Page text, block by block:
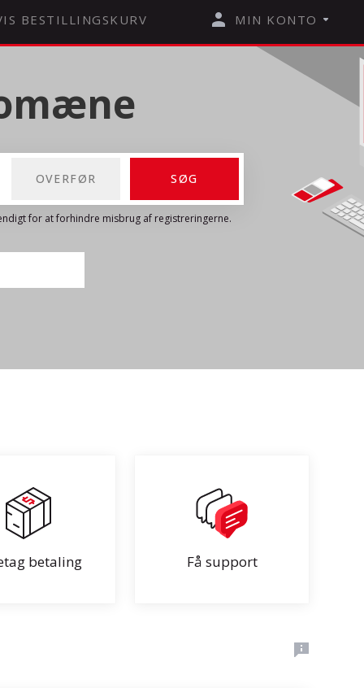
BESTILLINGSKURV MIN KONTO
for at forhindre misbrug af registreringerne.
betaling Få support